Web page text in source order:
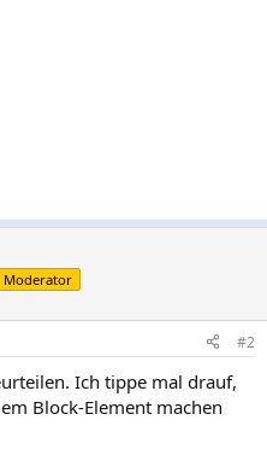
Moderator
#2
Ich tippe mal drauf,
Block-Element machen